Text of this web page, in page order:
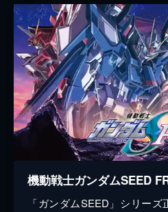
機動戦士ガンダムSEED
「ガンダムSEED」シリー